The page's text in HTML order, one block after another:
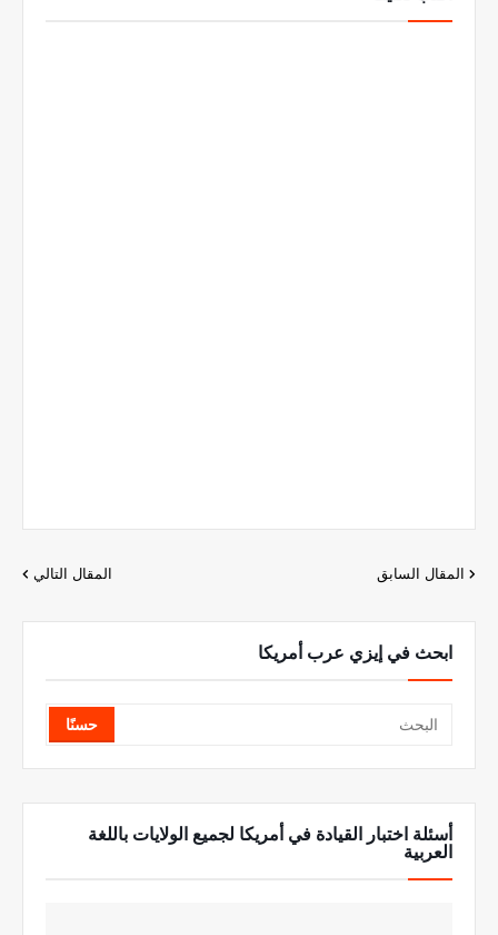
المقال السابق المقال التالي
ابحث في إيزي عرب أمريكا
أسئلة اختبار القيادة في أمريكا لجميع الولايات باللغة
العربية